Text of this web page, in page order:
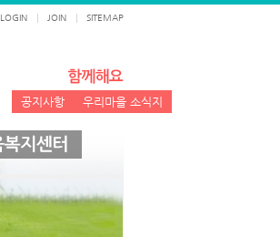
LOGIN JOIN SITEMAP
공지사항 우리마을 소식지